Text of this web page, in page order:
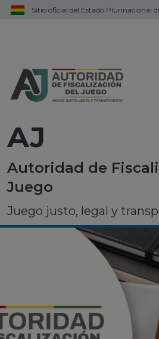
Sitio oficial del Estado Plurinacional
AJ
Autoridad de
Juego
Juego justo, legal y